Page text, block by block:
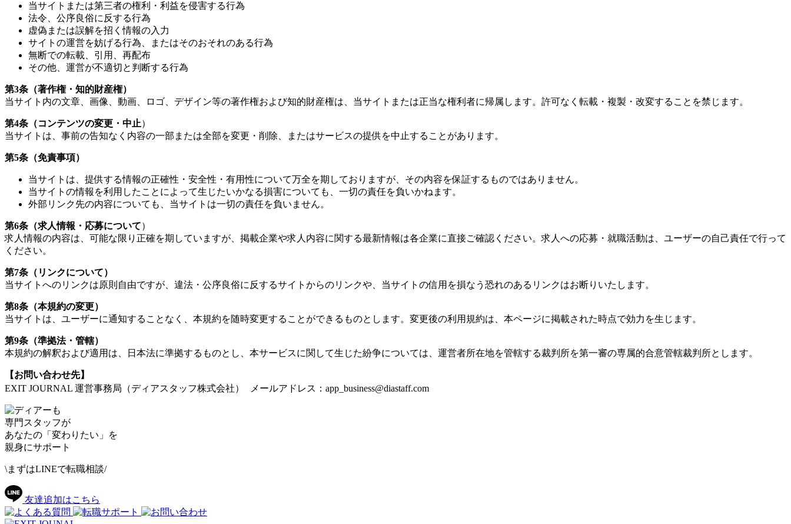
当サイトまたは第三者の権利・利益を侵害する行為
法令、公序良俗に反する行為
虚偽または誤解を招く情報の入力
サイトの運営を妨げる行為、またはそのおそれのある行為
無断での転載、引用、再配布
その他、運営が不適切と判断する行為
第3条（著作権・知的財産権）
当サイト内の文章、画像、動画、ロゴ、デザイン等の著作権および知的財産権は、当サイトまたは正当な権利者に帰属します。許可なく転載・複製・改変することを禁じます。
第4条（コンテンツの変更・中止）
当サイトは、事前の告知なく内容の一部または全部を変更・削除、またはサービスの提供を中止することがあります。
第5条（免責事項）
当サイトは、提供する情報の正確性・安全性・有用性について万全を期しておりますが、その内容を保証するものではありません。
当サイトの情報を利用したことによって生じたいかなる損害についても、一切の責任を負いかねます。
外部リンク先の内容についても、当サイトは一切の責任を負いません。
第6条（求人情報・応募について）
求人情報の内容は、可能な限り正確を期していますが、掲載企業や求人内容に関する最新情報は各企業に直接ご確認ください。求人への応募・就職活動は、ユーザーの自己責任で行って
ください。
第7条（リンクについて）
当サイトへのリンクは原則自由ですが、違法・公序良俗に反するサイトからのリンクや、当サイトの信用を損なう恐れのあるリンクはお断りいたします。
第8条（本規約の変更）
当サイトは、ユーザーに通知することなく、本規約を随時変更することができるものとします。変更後の利用規約は、本ページに掲載された時点で効力を生じます。
第9条（準拠法・管轄）
本規約の解釈および適用は、日本法に準拠するものとし、本サービスに関して生じた紛争については、運営者所在地を管轄する裁判所を第一審の専属的合意管轄裁判所とします。
【お問い合わせ先】
EXIT JOURNAL 運営事務局（ディアスタッフ株式会社） メールアドレス：app_business@diastaff.com
専門スタッフが
あなたの「変わりたい」を
親身にサポート
\まずはLINEで転職相談/
友達追加はこちら